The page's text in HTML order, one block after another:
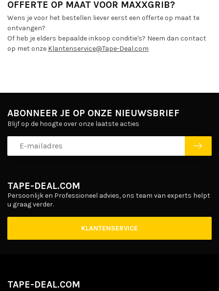
OFFERTE OP MAAT VOOR MAXXGRIB?
Wens je voor het bestellen liever eerst een offerte op maat te
ontvangen?
Of heb je elders bepaalde inkoop conditie's? Neem dan contact
op met onze Klantenservice@Tape-Deal.com
TAPE-DEAL.COM
Persoonlijk en Professioneel advies, ons team van experts helpt
u graag verder.
KLANTENSERVICE
ABONNEER JE OP ONZE NIEUWSBRIEF
Blijf op de hoogte over onze laatste acties
TAPE-DEAL.COM